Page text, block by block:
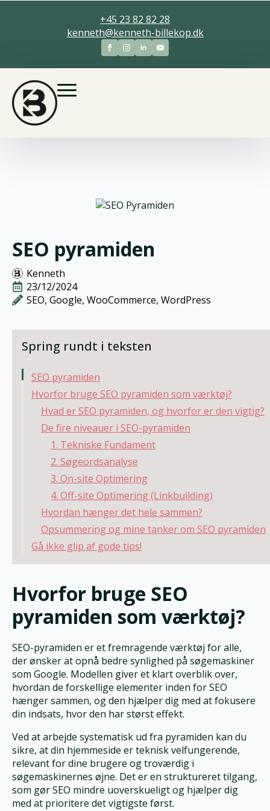
+45 23 82 82 28
kenneth@kenneth-billekop.dk
SEO pyramiden
Kenneth
23/12/2024
SEO Google WooCommerce WordPress
Spring rundt i teksten
SEO pyramiden
Hvorfor bruge SEO pyramiden som værktøj?
Hvad er SEO pyramiden, og hvorfor er den vigtig?
De fire niveauer i SEO-pyramiden
1. Tekniske Fundament
2. Søgeordsanalyse
3. On-site Optimering
4. Off-site Optimering (Linkbuilding)
Hvordan hænger det hele sammen?
Opsummering og mine tanker om SEO pyramiden
Gå ikke glip af gode tips!
Hvorfor bruge SEO
pyramiden som værktøj?
SEO-pyramiden er et fremragende værktøj for alle,
der ønsker at opnå bedre synlighed på søgemaskiner
som Google. Modellen giver et klart overblik over,
hvordan de forskellige elementer inden for SEO
hænger sammen, og den hjælper dig med at fokusere
din indsats, hvor den har størst effekt.
Ved at arbejde systematisk ud fra pyramiden kan du
sikre, at din hjemmeside er teknisk velfungerende,
relevant for dine brugere og troværdig i
søgemaskinernes øjne. Det er en struktureret tilgang,
som gør SEO mindre uoverskueligt og hjælper dig
med at prioritere det vigtigste først.